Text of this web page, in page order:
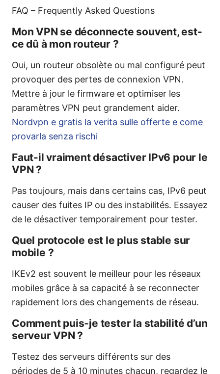
FAQ – Frequently Asked Questions
Mon VPN se déconnecte souvent, est-
ce dû à mon routeur ?
Oui, un routeur obsolète ou mal configuré peut
provoquer des pertes de connexion VPN.
Mettre à jour le firmware et optimiser les
paramètres VPN peut grandement aider.
Nordvpn e gratis la verita sulle offerte e come
provarla senza rischi
Faut-il vraiment désactiver IPv6 pour le
VPN ?
Pas toujours, mais dans certains cas, IPv6 peut
causer des fuites IP ou des instabilités. Essayez
de le désactiver temporairement pour tester.
Quel protocole est le plus stable sur
mobile ?
IKEv2 est souvent le meilleur pour les réseaux
mobiles grâce à sa capacité à se reconnecter
rapidement lors des changements de réseau.
Comment puis-je tester la stabilité d’un
serveur VPN ?
Testez des serveurs différents sur des
périodes de 5 à 10 minutes chacun, regardez le